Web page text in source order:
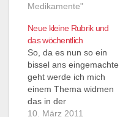
Medikamente"
Neue kleine Rubrik und
das wöchentlich
So, da es nun so ein
bissel ans eingemachte
geht werde ich mich
einem Thema widmen
das in der
Notfallmedizin einiges
10. März 2011